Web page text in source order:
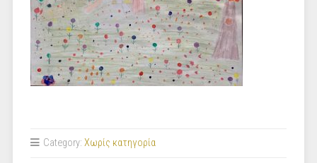
Category: Χωρίς κατηγορία